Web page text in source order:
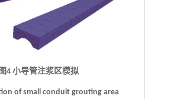
图4 小导管注浆区模拟
of small conduit grouting area